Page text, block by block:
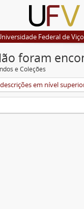
Federal de
foram
e Coleções
em nível